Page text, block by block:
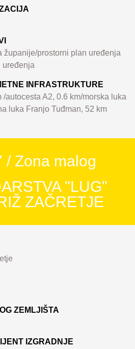
županije/prostorni plan uređenja
uređenja
INFRASTRUKTURE
/autocesta A2, 0.6 km/morska luka
luka Franjo Tuđman, 52 km
/ Zona malog
"LUG"
ZAČRETJE
ZEMLJIŠTA
IZGRADNJE